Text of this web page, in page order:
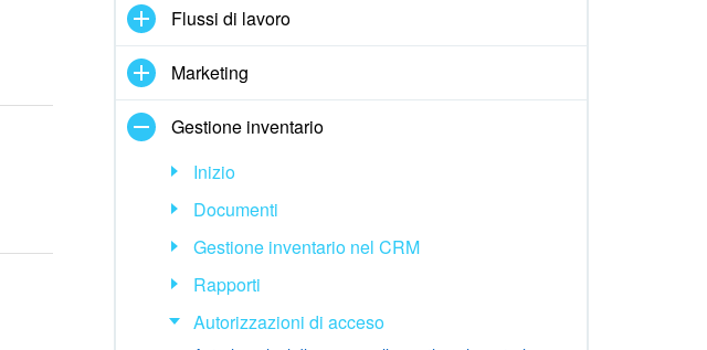
Flussi di lavoro
Marketing
Gestione inventario
Inizio
Documenti
Gestione inventario nel CRM
Rapporti
Autorizzazioni di acceso